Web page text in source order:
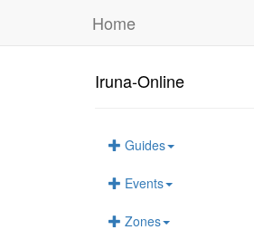
Home
Iruna-Online
Guides
Events
Zones